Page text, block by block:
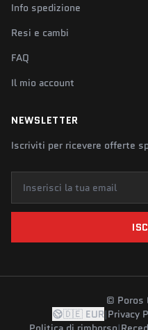
Info spedizione
Resi e cambi
FAQ
Il mio account
NEWSLETTER
Iscriviti per ricevere offerte
Inserisci la tua email
© Poros
🇩🇪 EUR|Privacy